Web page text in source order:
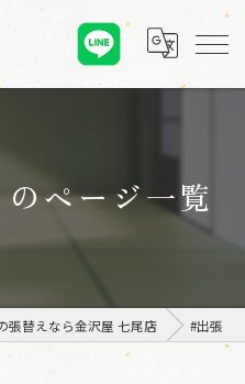
ページ一覧
張替えなら金沢屋 七尾店 #出張